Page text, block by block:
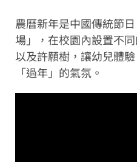
農曆新年是中國傳統節
場」，在校園內設置不
以及許願樹，讓幼兒體
「過年」的氣氛。